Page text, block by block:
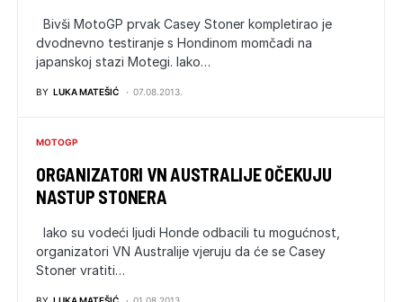
Bivši MotoGP prvak Casey Stoner kompletirao je
dvodnevno testiranje s Hondinom momčadi na
japanskoj stazi Motegi. Iako…
BY LUKA MATEŠIĆ 07.08.2013.
MOTOGP
ORGANIZATORI VN AUSTRALIJE OČEKUJU
NASTUP STONERA
Iako su vodeći ljudi Honde odbacili tu mogućnost,
organizatori VN Australije vjeruju da će se Casey
Stoner vratiti…